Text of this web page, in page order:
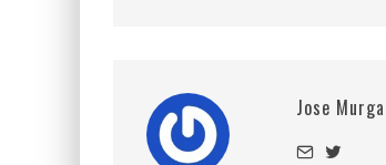
Jose Murga